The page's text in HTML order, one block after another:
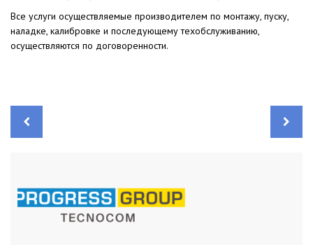
Все услуги осуществляемые производителем по монтажу, пуску,
наладке, калибровке и последующему техобслуживанию,
осуществляются по договоренности.
а